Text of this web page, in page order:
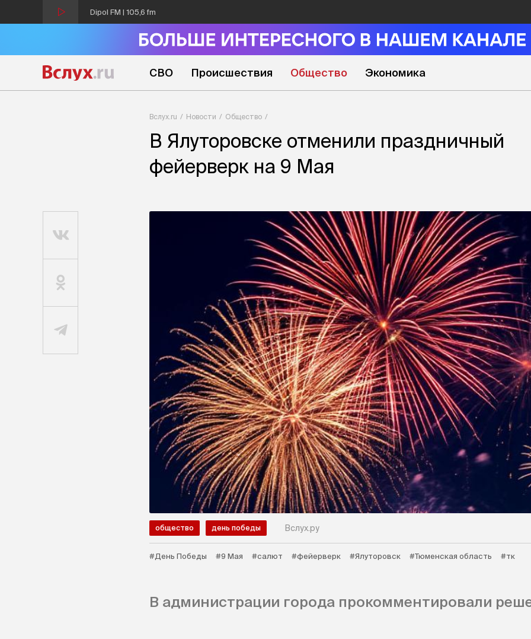
Dipol FM | 105,6 fm
СВО Происшествия Общество Экономика
Вслух.ru Новости Общество
В Ялуторовске отменили праздничный
фейерверк на 9 Мая
общество день победы Вслух.ру
#День Победы #9 Мая #салют #фейерверк #Ялуторовск #Тюменская область #тк
В администрации города прокомментировали